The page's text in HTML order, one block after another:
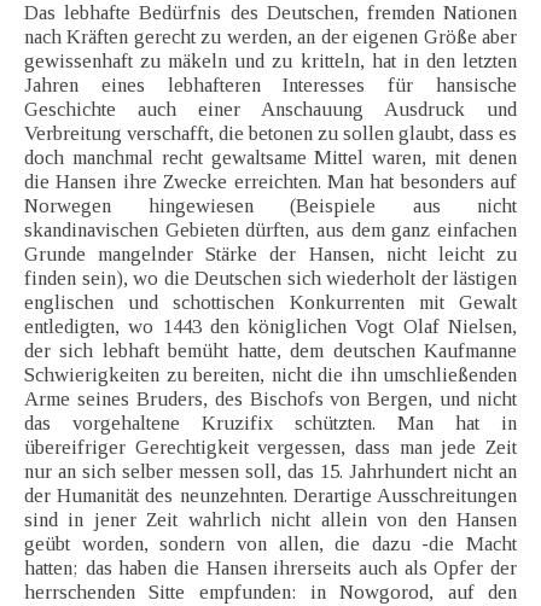
Das lebhafte Bedürfnis des Deutschen, fremden Nationen
nach Kräften gerecht zu werden, an der eigenen Größe aber
gewissenhaft zu mäkeln und zu kritteln, hat in den letzten
Jahren eines lebhafteren Interesses für hansische
Geschichte auch einer Anschauung Ausdruck und
Verbreitung verschafft, die betonen zu sollen glaubt, dass es
doch manchmal recht gewaltsame Mittel waren, mit denen
die Hansen ihre Zwecke erreichten. Man hat besonders auf
Norwegen hingewiesen (Beispiele aus nicht
skandinavischen Gebieten dürften, aus dem ganz einfachen
Grunde mangelnder Stärke der Hansen, nicht leicht zu
finden sein), wo die Deutschen sich wiederholt der lästigen
englischen und schottischen Konkurrenten mit Gewalt
entledigten, wo 1443 den königlichen Vogt Olaf Nielsen,
der sich lebhaft bemüht hatte, dem deutschen Kaufmanne
Schwierigkeiten zu bereiten, nicht die ihn umschließenden
Arme seines Bruders, des Bischofs von Bergen, und nicht
das vorgehaltene Kruzifix schützten. Man hat in
übereifriger Gerechtigkeit vergessen, dass man jede Zeit
nur an sich selber messen soll, das 15. Jahrhundert nicht an
der Humanität des neunzehnten. Derartige Ausschreitungen
sind in jener Zeit wahrlich nicht allein von den Hansen
geübt worden, sondern von allen, die dazu -die Macht
hatten; das haben die Hansen ihrerseits auch als Opfer der
herrschenden Sitte empfunden: in Nowgorod, auf den